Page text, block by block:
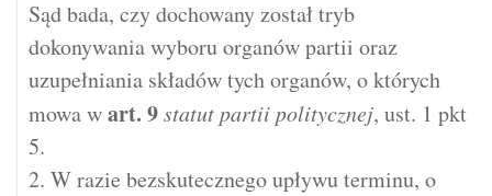
Sąd bada, czy dochowany został tryb
dokonywania wyboru organów partii oraz
uzupełniania składów tych organów, o których
mowa wart. 9statut partii politycznej, ust. 1 pkt
5.
2. W razie bezskutecznego upływu terminu, o